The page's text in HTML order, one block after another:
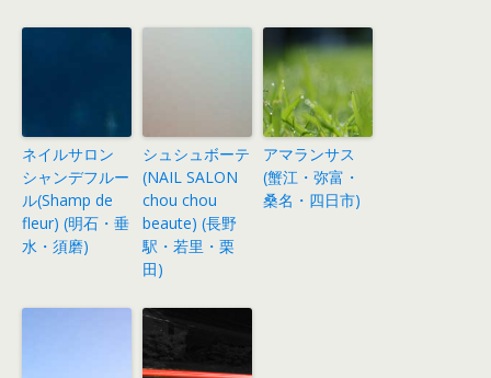
ネイルサロン
シャンデフルー
ル(Shamp de
fleur) (明石・垂
水・須磨)
シュシュボーテ
(NAIL SALON
chou chou
beaute) (長野
駅・若里・栗
田)
アマランサス
(蟹江・弥富・
桑名・四日市)